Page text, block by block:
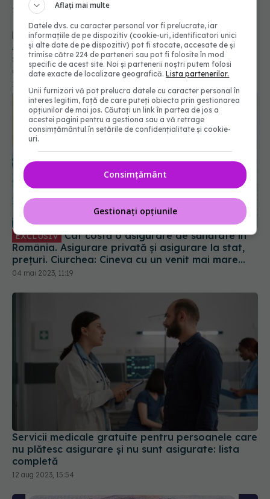
Asigurarea de sănătate include și servicii
stomatologice. Un studiu al CMSR arată că 34%
dintre respondenți nu știu că pot face plombe,
extracții, detartraj sau tratamente gratuite
17 iun 2024, 14:25
EXCLUSIV Cât costă o asigurare de sănătate în
România. Asigurare privată și asigurare la stat,
prețuri. Ciurchea: Cineva cu un venit mai mare
plătește mai mult
04 mai 2023, 11:19
Servicii medicale gratuite pentru persoanele care
nu plătesc asigurare și nu sunt asigurate: lista
completă
12 aug 2023, 15:54
Aflați mai multe
Datele dvs. cu caracter personal vor fi prelucrate, iar
informațiile de pe dispozitiv (cookie-uri, identificatori unici
și alte date de pe dispozitiv) pot fi stocate, accesate de și
trimise către 224 de parteneri sau pot fi folosite în mod
specific de acest site. Noi și partenerii noștri putem folosi
date exacte de localizare geografică.Lista partenerilor.
Unii furnizori vă pot prelucra datele cu caracter personal în
interes legitim, față de care puteți obiecta prin gestionarea
opțiunilor de mai jos. Căutați un link în partea de jos a
acestei pagini pentru a gestiona sau a vă retrage
consimțământul în setările de confidențialitate și cookie-
uri.
Consimțământ
Gestionați opțiunile